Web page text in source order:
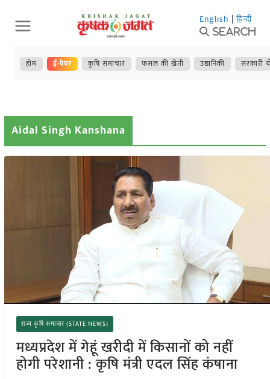
Skip
to
content
English | हिन्दी
Search
होम ई-पेपर कृषि समाचार फसल की खेती उद्यानिकी सरकारी
Aidal Singh Kanshana
राज्य कृषि समाचार (STATE NEWS)
मध्यप्रदेश में गेहूं खरीदी में किसानों को नहीं
होगी परेशानी : कृषि मंत्री एदल सिंह कंषाना